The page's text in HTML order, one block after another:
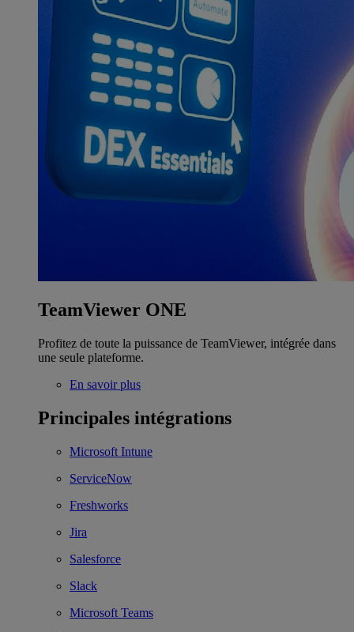
TeamViewer ONE
Profitez de toute la puissance de TeamViewer, intégrée dans
une seule plateforme.
En savoir plus
Principales intégrations
Microsoft Intune
ServiceNow
Freshworks
Jira
Salesforce
Slack
Microsoft Teams